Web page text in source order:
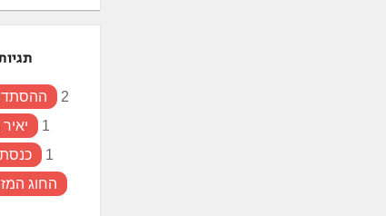
2
יאיר
1
כנסת 18
1
החוג